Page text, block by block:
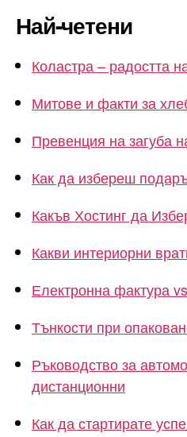
Най-четени
Коластра – радостта
Митове и факти за
Превенция на загуба
Как да избереш
Какъв Хостинг да
Какви интериорни
Електронна фактура
Тънкости при
Ръководство за
дистанционни
Как да стартирате